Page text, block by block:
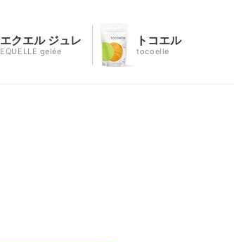
エクエル ジュレ
EQUELLE gelée
トコエル
tocoelle